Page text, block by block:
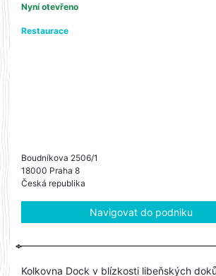
Nyní otevřeno
Restaurace
Boudníkova 2506/1
18000 Praha 8
Česká republika
Navigovat do podniku
Kolkovna Dock v blízkosti libeňských